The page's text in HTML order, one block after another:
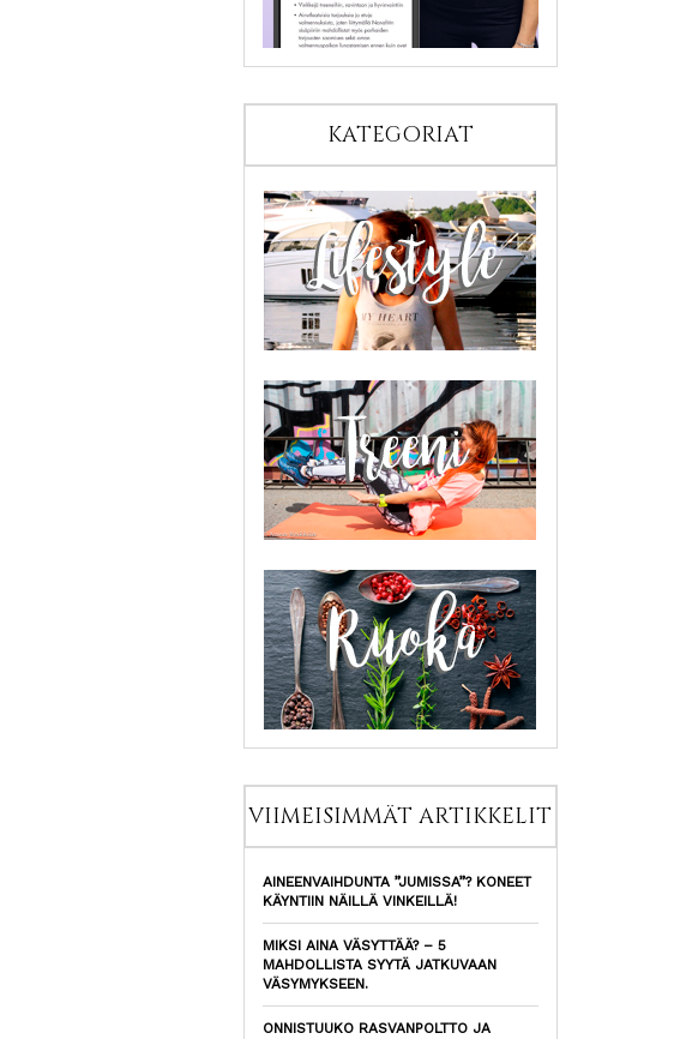
KATEGORIAT
VIIMEISIMMÄT ARTIKKELIT
AINEENVAIHDUNTA ”JUMISSA”? KONEET
KÄYNTIIN NÄILLÄ VINKEILLÄ!
MIKSI AINA VÄSYTTÄÄ? – 5
MAHDOLLISTA SYYTÄ JATKUVAAN
VÄSYMYKSEEN.
ONNISTUUKO RASVANPOLTTO JA